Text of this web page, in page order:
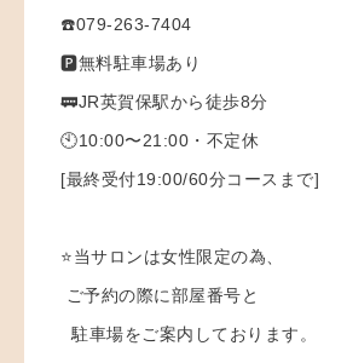
☎️079-263-7404
🅿️無料駐車場あり
🚃JR英賀保駅から徒歩8分
🕙10:00〜21:00・不定休
[最終受付19:00/60分コースまで]
⭐️当サロンは女性限定の為、
ご予約の際に部屋番号と
駐車場をご案内しております。